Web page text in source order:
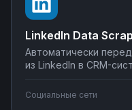
LinkedIn Data
Автоматически
из LinkedIn в CRM-
продаж. Настройте
Социальные сети